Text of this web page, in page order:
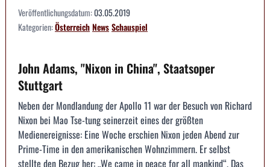
Veröffentlichungsdatum:03.05.2019
Kategorien:ÖsterreichNewsSchauspiel
John Adams, "Nixon in China", Staatsoper
Stuttgart
Neben der Mondlandung der Apollo 11 war der Besuch von Richard
Nixon bei Mao Tse-tung seinerzeit eines der größten
Medienereignisse: Eine Woche erschien Nixon jeden Abend zur
Prime-Time in den amerikanischen Wohnzimmern. Er selbst
stellte den Bezug her: „We came in peace for all mankind“. Das